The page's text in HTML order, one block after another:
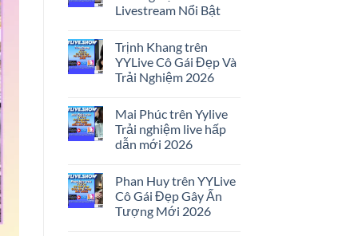
Livestream Nổi Bật
on
Lý
Dũng
trên
Nghiệm
Livestream
Nổi
Bật
Trịnh Khang trên
YYLive Cô Gái Đẹp Và
Trải Nghiệm 2026
on
Trịnh
Khang
trên
Gái
Đẹp
Và
Trải
Nghiệm
Mai Phúc trên Yylive
Trải nghiệm live hấp
dẫn mới 2026
on
Mai
Phúc
trên
Phan Huy trên YYLive
Cô Gái Đẹp Gây Ấn
Tượng Mới 2026